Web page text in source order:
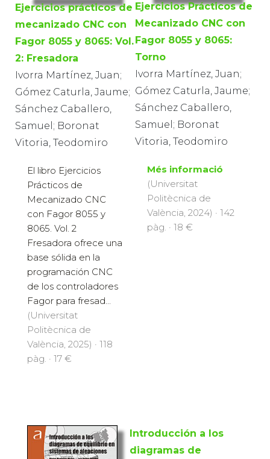
Ejercicios prácticos de
mecanizado CNC con
Fagor 8055 y 8065: Vol.
2: Fresadora
Ivorra Martínez, Juan;
Gómez Caturla, Jaume;
Sánchez Caballero,
Samuel; Boronat
Vitoria, Teodomiro
El libro Ejercicios
Prácticos de
Mecanizado CNC
con Fagor 8055 y
8065. Vol. 2
Fresadora ofrece una
base sólida en la
programación CNC
de los controladores
Fagor para fresad...
(Universitat
Politècnica de
València, 2025) · 118
pàg. · 17 €
Ejercicios Prácticos de
Mecanizado CNC con
Fagor 8055 y 8065:
Torno
Ivorra Martínez, Juan;
Gómez Caturla, Jaume;
Sánchez Caballero,
Samuel; Boronat
Vitoria, Teodomiro
Més informació
(Universitat
Politècnica de
València, 2024) · 142
pàg. · 18 €
Introducción a los
diagramas de